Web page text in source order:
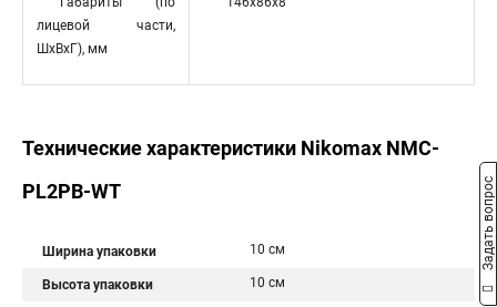
лицевой части,
ШxВxГ), мм
Технические характеристики Nikomax NMC-
PL2PB-WT
Ширина упаковки 10 см
Высота упаковки 10 см
Задать вопрос